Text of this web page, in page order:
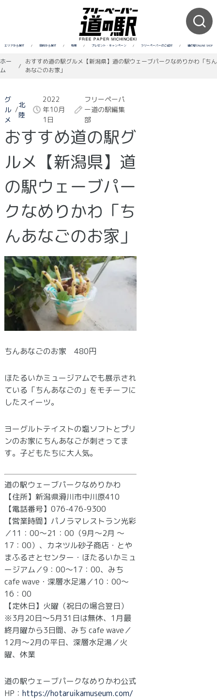
エリアから探す / 目的から探す / 特集 / プレゼント・キャンペーン / フリーペーパーのご紹介 / 道の駅ONLINE SHOP
ホー
ム
/
おすすめ道の駅グルメ【新潟県】道の駅ウェーブパークなめりかわ「ちん
あなごのお家」
グ
ル
メ
/
北
陸
2022
年10月
1日
フリーペーパ
ー道の駅編集
部
おすすめ道の駅グ
ルメ【新潟県】道
の駅ウェーブパー
クなめりかわ「ち
んあなごのお家」
ちんあなごのお家 480円
ほたるいかミュージアムでも展示され
ている「ちんあなごの」をモチーフに
したスイーツ。
ヨーグルトテイストの塩ソフトとプリ
ンのお家にちんあなごが刺さってま
す。子どもたちに大人気。
道の駅ウェーブパークなめりかわ
【住所】新潟県滑川市中川原410
【電話番号】076-476-9300
【営業時間】パノラマレストラン光彩
／11：00～21：00（9月～2月 ～
17：00）、カネツル砂子商店・とや
まふるさとセンター・ほたるいかミュ
ージアム／9：00～17：00、みち
cafe wave・深層水足湯／10：00～
16：00
【定休日】火曜（祝日の場合翌日）
※3月20日～5月31日は無休、1月最
終月曜から3日間、みち cafe wave／
12月～2月の平日、深層水足湯／火
曜、休業
道の駅ウェーブパークなめりかわ公式
HP： https://hotaruikamuseum.com/